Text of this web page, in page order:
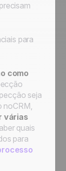
para
como
seja
noCRM,
várias
quais
para